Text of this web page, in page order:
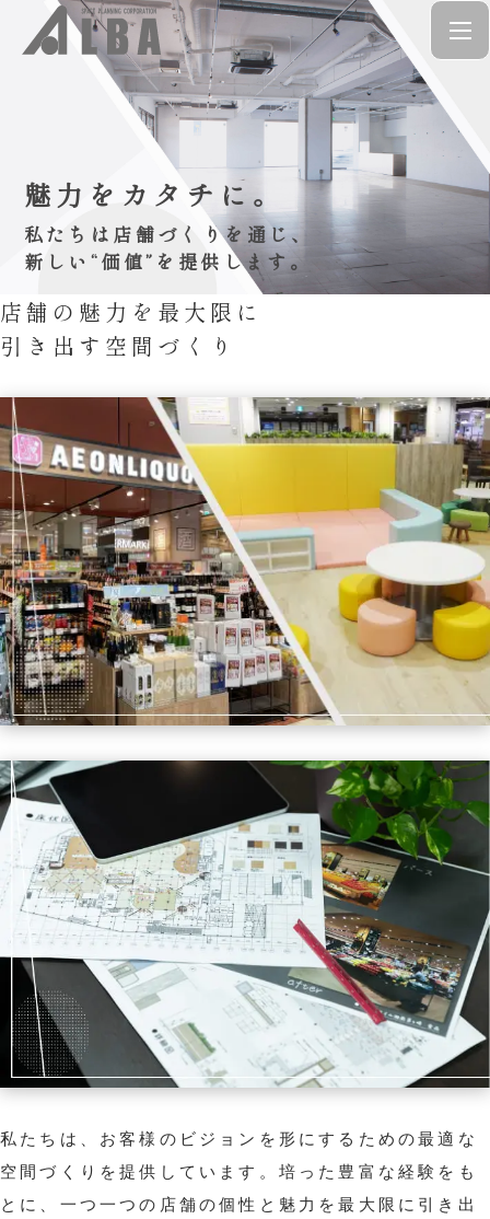
魅力をカタチに。
私たちは店舗づくりを通じ、
新しい“価値”を提供します。
店舗の魅力を最大限に
引き出す空間づくり
私たちは、お客様のビジョンを形にするための最適な
空間づくりを提供しています。培った豊富な経験をも
とに、一つ一つの店舗の個性と魅力を最大限に引き出